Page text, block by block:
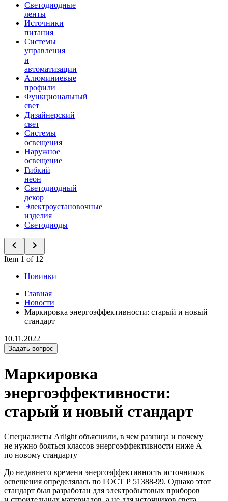
Светодиодные
ленты
Источники
питания
Системы
управления
и
автоматизации
Алюминиевые
профили
Функциональный
свет
Дизайнерский
свет
Системы
освещения
Наружное
освещение
Гибкий
неон
Светодиодный
декор
Электроустановочные
изделия
Светодиоды
Item 1 of 12
Новинки
Главная
Новости
Маркировка энергоэффективности: старый и новый
стандарт
10.11.2022
Задать вопрос
Маркировка
энергоэффективности:
старый и новый стандарт
Специалисты Arlight объяснили, в чем разница и почему
не нужно бояться классов энергоэффективности ниже А
по новому стандарту
До недавнего времени энергоэффективность источников
освещения определялась по ГОСТ Р 51388-99. Однако этот
стандарт был разработан для электробытовых приборов